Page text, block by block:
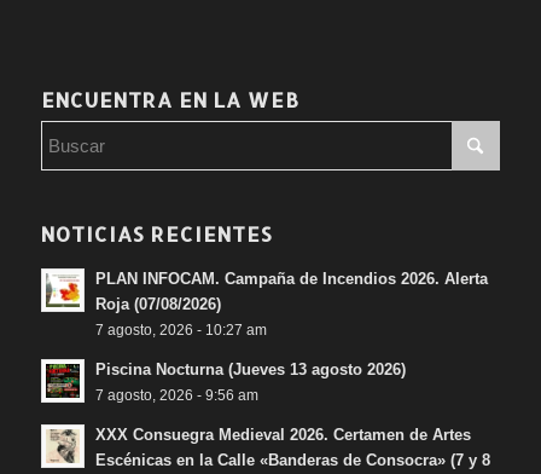
ENCUENTRA EN LA WEB
NOTICIAS RECIENTES
PLAN INFOCAM. Campaña de Incendios 2026. Alerta
Roja (07/08/2026)
7 agosto, 2026 - 10:27 am
Piscina Nocturna (Jueves 13 agosto 2026)
7 agosto, 2026 - 9:56 am
XXX Consuegra Medieval 2026. Certamen de Artes
Escénicas en la Calle «Banderas de Consocra» (7 y 8